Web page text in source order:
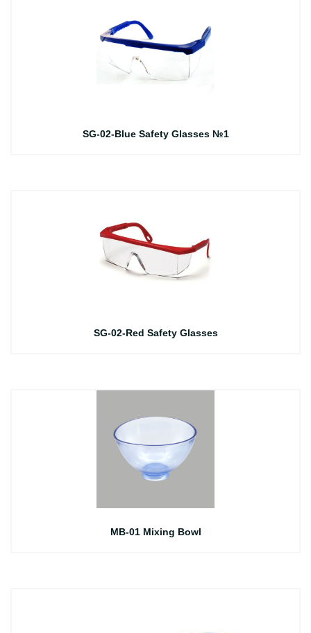
SG-02-Blue Safety Glasses №1
SG-02-Red Safety Glasses
MB-01 Mixing Bowl